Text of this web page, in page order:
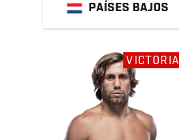
PAÍSES BAJOS
VICTORIA